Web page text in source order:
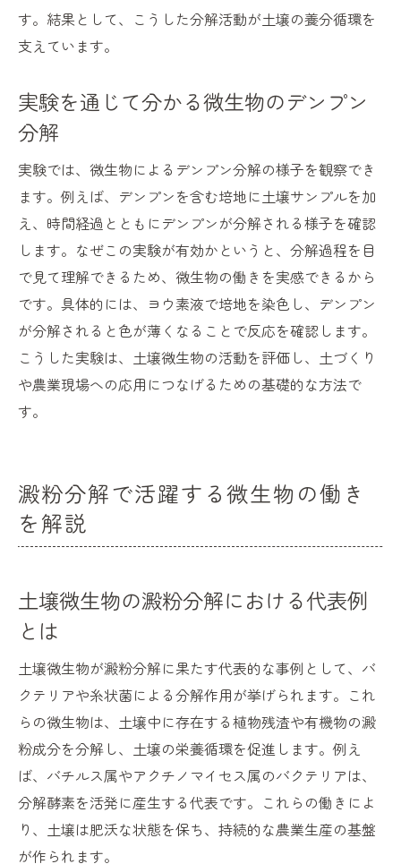
微生物のデンプン分解で収穫量アップを目
指す
この記事で学ぶ土壌環境と微生物活用のコツ
ット
健康な土壌環境づくりに微生物が不可欠な
理由
微生物の働きを家庭菜園や農業で活かす方
法
デンプン分解を通じた土壌改善のポイント
実践で役立つ土壌微生物活用のコツまとめ
土壌微生物と澱粉分解の知識を今後に活か
す。結果として、こうした分解活動が土壌の養分循環を
支えています。
実験を通じて分かる微生物のデンプン
分解
実験では、微生物によるデンプン分解の様子を観察でき
ます。例えば、デンプンを含む培地に土壌サンプルを加
え、時間経過とともにデンプンが分解される様子を確認
します。なぜこの実験が有効かというと、分解過程を目
で見て理解できるため、微生物の働きを実感できるから
です。具体的には、ヨウ素液で培地を染色し、デンプン
が分解されると色が薄くなることで反応を確認します。
こうした実験は、土壌微生物の活動を評価し、土づくり
や農業現場への応用につなげるための基礎的な方法で
す。
澱粉分解で活躍する微生物の働き
を解説
土壌微生物の澱粉分解における代表例
とは
土壌微生物が澱粉分解に果たす代表的な事例として、バ
クテリアや糸状菌による分解作用が挙げられます。これ
らの微生物は、土壌中に存在する植物残渣や有機物の澱
粉成分を分解し、土壌の栄養循環を促進します。例え
ば、バチルス属やアクチノマイセス属のバクテリアは、
分解酵素を活発に産生する代表です。これらの働きによ
り、土壌は肥沃な状態を保ち、持続的な農業生産の基盤
が作られます。